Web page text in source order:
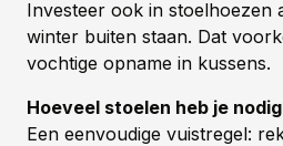
Investeer ook in stoelhoezen
winter buiten staan. Dat
vochtige opname in kussens.
Hoeveel stoelen heb je
Een eenvoudige vuistregel: